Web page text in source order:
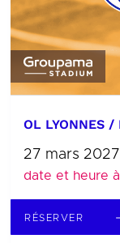
OL LYONNES /
27 mars 2027
date et heure
RÉSERVER